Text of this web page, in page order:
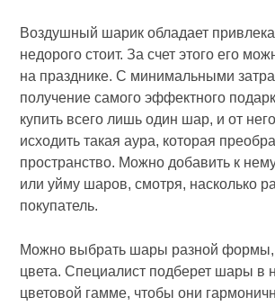
Воздушный шарик обладает
недорого стоит. За счет этого его
на празднике. С минимальными
получение самого эффектного
купить всего лишь один шар, и от
исходить такая аура, которая
пространство. Можно добавить к
или уйму шаров, смотря, насколько
покупатель.
Можно выбрать шары разной формы,
цвета. Специалист подберет шары в
цветовой гамме, чтобы они